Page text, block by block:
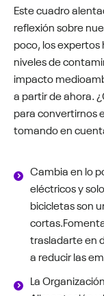
Este cuadro
reflexión sobre
poco, los
niveles de
impacto
a partir de ahora.
para convertirnos
tomando en
Cambia en lo
eléctricos y
bicicletas son
cortas.
trasladarte en
a reducir las
La